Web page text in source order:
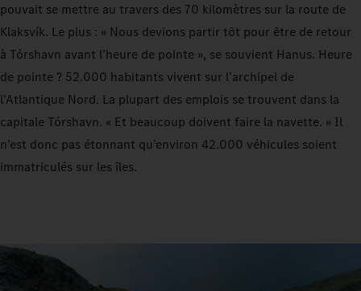
pouvait se mettre au travers des 70 kilomètres sur la route de
Klaksvík. Le plus : « Nous devions partir tôt pour être de retour
à Tórshavn avant l’heure de pointe », se souvient Hanus. Heure
de pointe ? 52.000 habitants vivent sur l’archipel de
l’Atlantique Nord. La plupart des emplois se trouvent dans la
capitale Tórshavn. « Et beaucoup doivent faire la navette. » Il
n’est donc pas étonnant qu’environ 42.000 véhicules soient
immatriculés sur les îles.